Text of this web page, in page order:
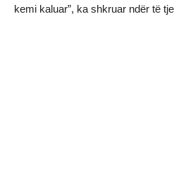
kemi kaluar”, ka shkruar ndër të